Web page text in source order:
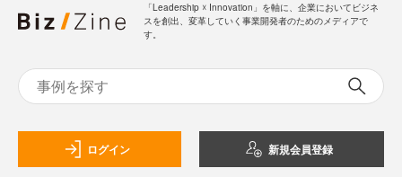
「Leadership ☓ Innovation」を軸に、企業においてビジネ
スを創出、変革していく事業開発者のためのメディアで
す。
ログイン 新規会員登録